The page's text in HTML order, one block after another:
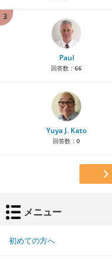
3
Paul
回答数： 66
Yuya J. Kato
回答数： 0
メニュー
初めての方へ